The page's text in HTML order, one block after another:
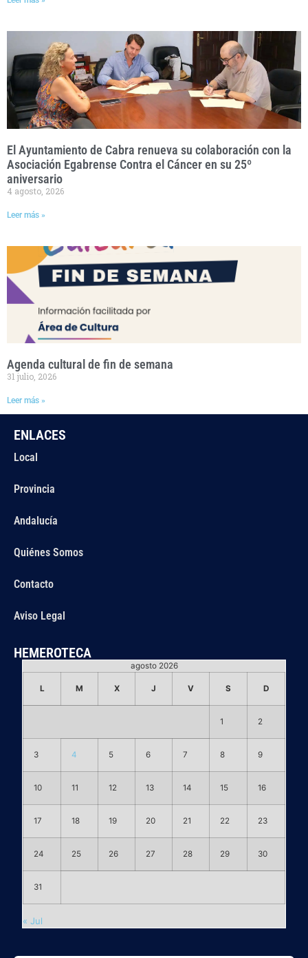
El Ayuntamiento de Cabra renueva su colaboración con la
Asociación Egabrense Contra el Cáncer en su 25º
aniversario
4 agosto, 2026
Leer más »
Agenda cultural de fin de semana
31 julio, 2026
Leer más »
ENLACES
Local
Provincia
Andalucía
Quiénes Somos
Contacto
Aviso Legal
HEMEROTECA
agosto 2026
L M X J V S D
1 2
3 4 5 6 7 8 9
10 11 12 13 14 15 16
17 18 19 20 21 22 23
24 25 26 27 28 29 30
31
« Jul